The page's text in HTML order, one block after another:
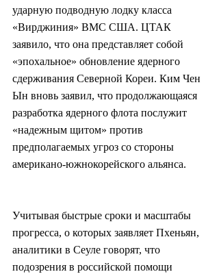
ударную подводную лодку класса
«Вирджиния» ВМС США. ЦТАК
заявило, что она представляет собой
«эпохальное» обновление ядерного
сдерживания Северной Кореи. Ким Чен
Ын вновь заявил, что продолжающаяся
разработка ядерного флота послужит
«надежным щитом» против
предполагаемых угроз со стороны
американо-южнокорейского альянса.
Учитывая быстрые сроки и масштабы
прогресса, о которых заявляет Пхеньян,
аналитики в Сеуле говорят, что
подозрения в российской помощи